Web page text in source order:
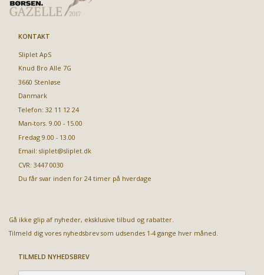
KONTAKT
Sliplet ApS
Knud Bro Alle 7G
3660 Stenløse
Danmark
Telefon: 32 11 12 24
Man-tors. 9.00 - 15.00
Fredag 9.00 - 13.00
Email: sliplet@sliplet.dk
CVR: 3447 0030
Du får svar inden for 24 timer på hverdage
Gå ikke glip af nyheder, eksklusive tilbud og rabatter.
Tilmeld dig vores nyhedsbrev som udsendes 1-4 gange hver måned.
TILMELD NYHEDSBREV